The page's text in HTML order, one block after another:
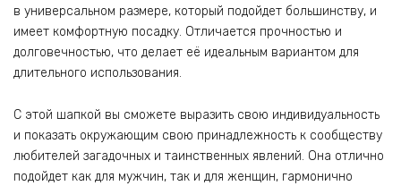
в универсальном размере, который подойдет большинству, и
имеет комфортную посадку. Отличается прочностью и
долговечностью, что делает её идеальным вариантом для
длительного использования.
С этой шапкой вы сможете выразить свою индивидуальность
и показать окружающим свою принадлежность к сообществу
любителей загадочных и таинственных явлений. Она отлично
подойдет как для мужчин, так и для женщин, гармонично